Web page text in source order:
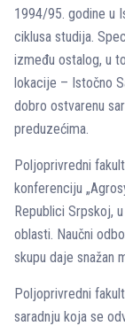
1994/95. godine u
ciklusa studija.
između ostalog, u
lokacije – Istočno
dobro ostvarenu
preduzećima.
Poljoprivredni
konferenciju
Republici Srpskoj,
oblasti. Naučni
skupu daje snažan
Poljoprivredni
saradnju koja se